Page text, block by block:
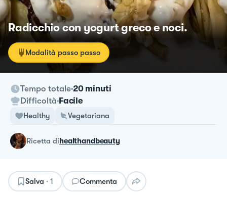
Radicchio con yogurt greco e noci.
Modalità passo passo
Tempo totale 20 minuti
Difficoltà Facile
Healthy Vegetariana
ricetta dihealthandbeauty
Salva · 1 Commenta